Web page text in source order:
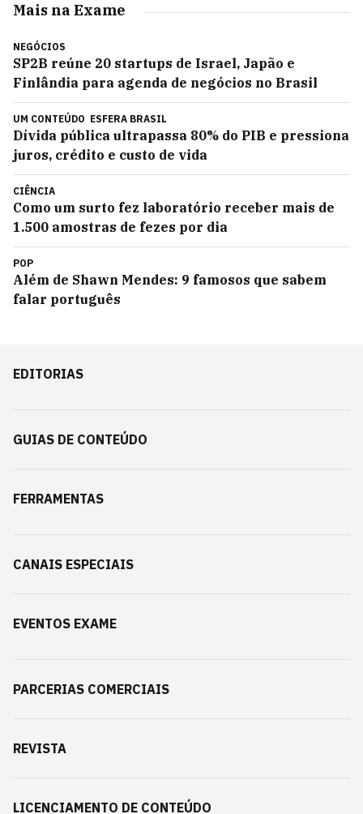
Mais na Exame
NEGÓCIOS
SP2B reúne 20 startups de Israel, Japão e
Finlândia para agenda de negócios no Brasil
UM CONTEÚDO ESFERA BRASIL
Dívida pública ultrapassa 80% do PIB e pressiona
juros, crédito e custo de vida
CIÊNCIA
Como um surto fez laboratório receber mais de
1.500 amostras de fezes por dia
POP
Além de Shawn Mendes: 9 famosos que sabem
falar português
EDITORIAS
GUIAS DE CONTEÚDO
FERRAMENTAS
CANAIS ESPECIAIS
EVENTOS EXAME
PARCERIAS COMERCIAIS
REVISTA
LICENCIAMENTO DE CONTEÚDO